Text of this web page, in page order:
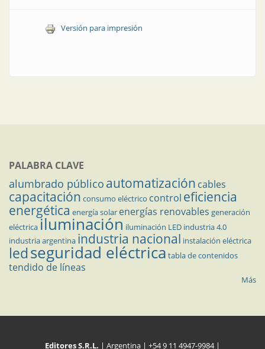
Versión para impresión
PALABRA CLAVE
alumbrado público automatización cables
capacitación consumo eléctrico control eficiencia
energética energía solar energías renovables generación
eléctricailuminación iluminación LED industria 4.0
industria argentina industria nacional instalación eléctrica
ledseguridad eléctrica tabla de contenidos
tendido de líneas
Más
Editores S.R.L. | Argentina | +54 9 11 4947-9984 |